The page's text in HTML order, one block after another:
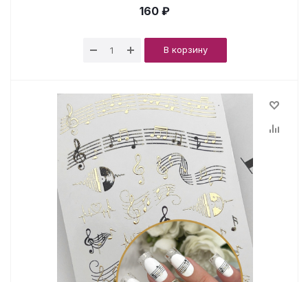
160 ₽
В корзину